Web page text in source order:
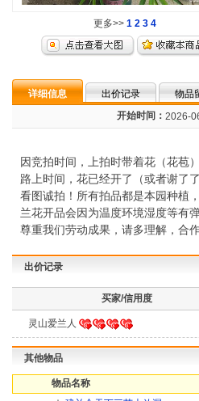
更多>> 1 2 3 4
详细信息 出价记录 物品
开始时间： 2026-
因竞拍时间，上拍时带着花（花苞
路上时间，花已经开了（或者谢了
看图诚拍！所有拍品都是本园种植
兰花开品会因为温度环境湿度等有
尊重我们劳动成果，请多理解，合
出价记录
买家/信用度
灵山爱兰人
其他物品
物品名称